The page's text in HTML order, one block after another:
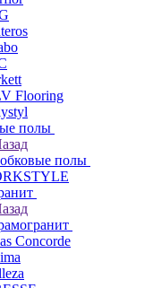
Flooring
полы
полы
Concorde